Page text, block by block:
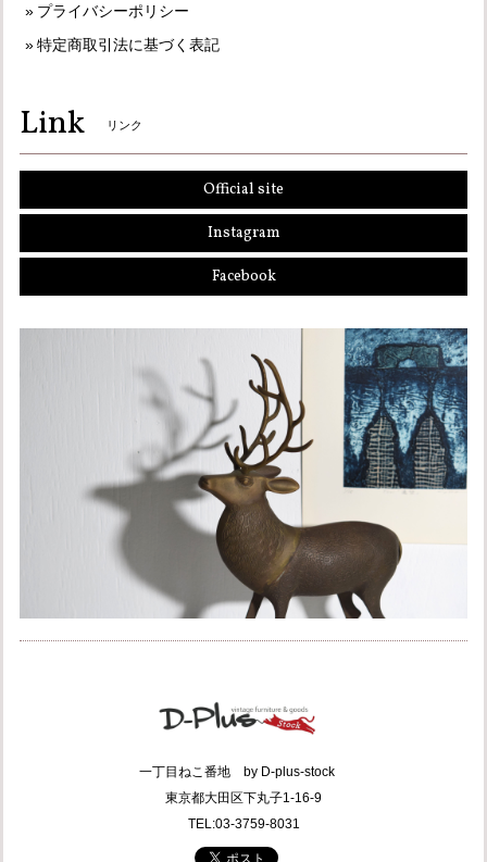
プライバシーポリシー
特定商取引法に基づく表記
Link リンク
Official site
Instagram
Facebook
一丁目ねこ番地 by D-plus-stock
東京都大田区下丸子1-16-9
TEL:03-3759-8031